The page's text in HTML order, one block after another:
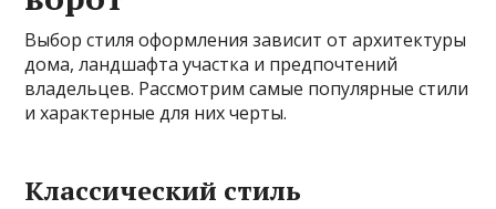
Выбор стиля оформления зависит от архитектуры
дома, ландшафта участка и предпочтений
владельцев. Рассмотрим самые популярные стили
и характерные для них черты.
Классический стиль